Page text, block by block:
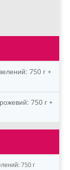
750 г +
750 г +
750 г